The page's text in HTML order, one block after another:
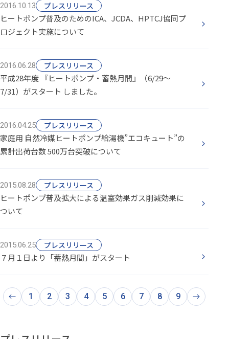
2016.10.13 プレスリリース
ヒートポンプ普及のためのICA、JCDA、HPTCJ協同プ
ロジェクト実施について
2016.06.28 プレスリリース
平成28年度 『ヒートポンプ・蓄熱月間』（6/29～
7/31）がスタート しました。
2016.04.25 プレスリリース
家庭用 自然冷媒ヒートポンプ給湯機”エコキュート”の
累計出荷台数 500万台突破について
2015.08.28 プレスリリース
ヒートポンプ普及拡大による温室効果ガス削減効果に
ついて
2015.06.25 プレスリリース
７月１日より「蓄熱月間」がスタート
前
の
1 2 3 4 5 6 7 8 9
次
の